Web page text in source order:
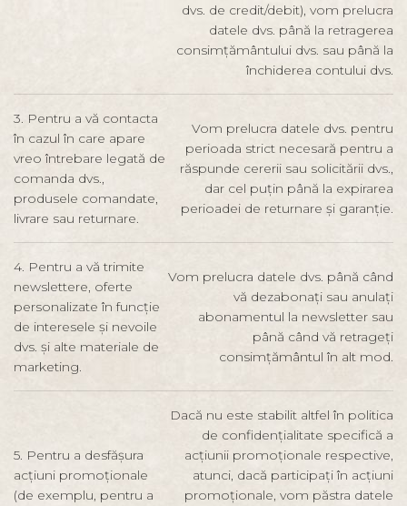
dvs. de credit/debit), vom prelucra
datele dvs. până la retragerea
consimțământului dvs. sau până la
închiderea contului dvs.
3. Pentru a vă contacta
în cazul în care apare
vreo întrebare legată de
comanda dvs.,
produsele comandate,
livrare sau returnare.
Vom prelucra datele dvs. pentru
perioada strict necesară pentru a
răspunde cererii sau solicitării dvs.,
dar cel puțin până la expirarea
perioadei de returnare și garanție.
4. Pentru a vă trimite
newslettere, oferte
personalizate în funcție
de interesele și nevoile
dvs. și alte materiale de
marketing.
Vom prelucra datele dvs. până când
vă dezabonați sau anulați
abonamentul la newsletter sau
până când vă retrageți
consimțământul în alt mod.
5. Pentru a desfășura
acțiuni promoționale
(de exemplu, pentru a
Dacă nu este stabilit altfel în politica
de confidențialitate specifică a
acțiunii promoționale respective,
atunci, dacă participați în acțiuni
promoționale, vom păstra datele